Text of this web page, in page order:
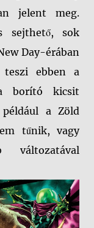
jelent meg.
sok
Day-érában
ebben a
borító kicsit
a Zöld
tűnik, vagy